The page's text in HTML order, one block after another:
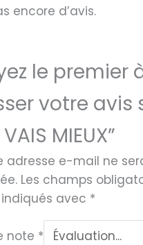
encore d’avis.
le premier
votre avis
VAIS MIEUX”
adresse e-mail ne
Les champs
avec *
note *